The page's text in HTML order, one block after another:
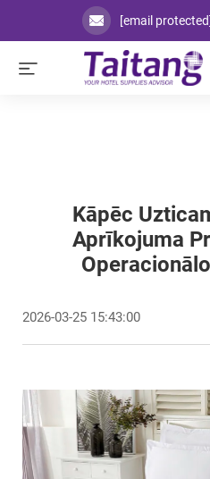
[email protected]
Kāpēc
Aprīkojuma
2026-03-25 15:43:00